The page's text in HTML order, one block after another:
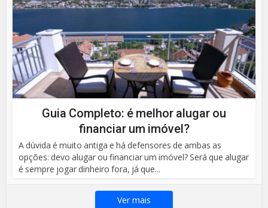
Guia Completo: é melhor alugar ou
financiar um imóvel?
A dúvida é muito antiga e há defensores de ambas as
opções: devo alugar ou financiar um imóvel? Será que alugar
é sempre jogar dinheiro fora, já que...
Ver mais